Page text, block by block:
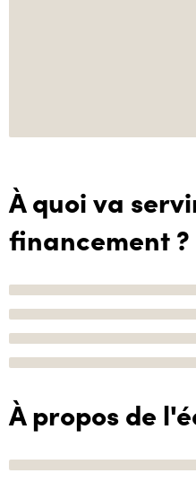
À quoi va
financement ?
À propos de